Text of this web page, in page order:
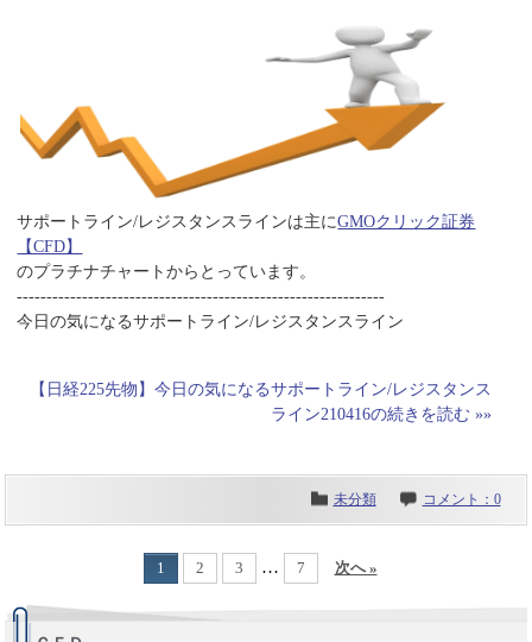
サポートライン/レジスタンスラインは主にGMOクリック証券
【CFD】
のプラチナチャートからとっています。
--------------------------------------------------------------
今日の気になるサポートライン/レジスタンスライン
【日経225先物】今日の気になるサポートライン/レジスタンス
ライン210416の続きを読む »»
未分類 コメント：0
1 2 3 … 7 次へ »